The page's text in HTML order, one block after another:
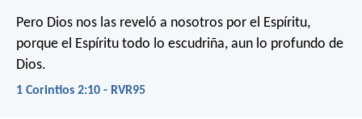
Pero Dios nos las reveló a nosotros por el Espíritu,
porque el Espíritu todo lo escudriña, aun lo profundo de
Dios.
1 Corintios 2:10 - RVR95